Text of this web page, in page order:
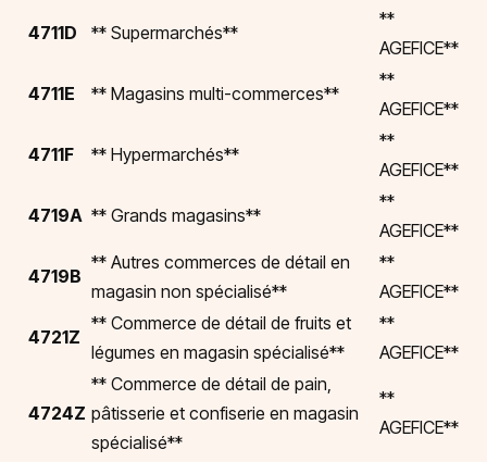
4711D ** Supermarchés**
**
AGEFICE**
4711E ** Magasins multi-commerces**
**
AGEFICE**
4711F ** Hypermarchés**
**
AGEFICE**
4719A ** Grands magasins**
**
AGEFICE**
4719B
** Autres commerces de détail en
magasin non spécialisé**
**
AGEFICE**
4721Z
** Commerce de détail de fruits et
légumes en magasin spécialisé**
**
AGEFICE**
4724Z
** Commerce de détail de pain,
pâtisserie et confiserie en magasin
spécialisé**
**
AGEFICE**